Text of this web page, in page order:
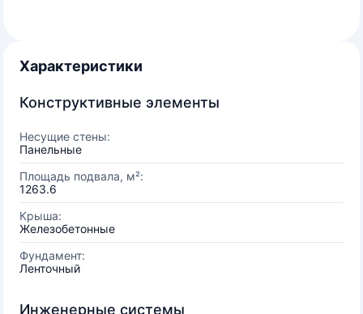
Характеристики
Конструктивные элементы
Несущие стены:
Панельные
Площадь подвала, м²:
1263.6
Крыша:
Железобетонные
Фундамент:
Ленточный
Инженерные системы